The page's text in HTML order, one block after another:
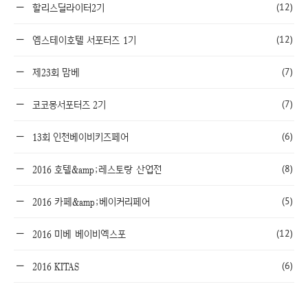
할리스딜라이터2기 (12)
엠스테이호텔 서포터즈 1기 (12)
제23회 맘베 (7)
코코몽서포터즈 2기 (7)
13회 인천베이비키즈페어 (6)
2016 호텔&amp;레스토랑 산업전 (8)
2016 카페&amp;베이커리페어 (5)
2016 미베 베이비엑스포 (12)
2016 KITAS (6)